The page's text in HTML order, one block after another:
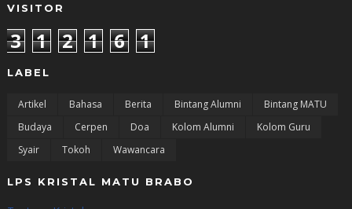
VISITOR
3 1 2 1 6 1
LABEL
Artikel Bahasa Berita Bintang Alumni
Bintang MATU
Budaya
Cerpen Doa Kolom Alumni
Kolom Guru
Syair
Tokoh Wawancara
LPS KRISTAL MATU BRABO